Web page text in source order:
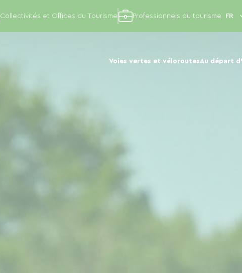
Voies vertes et véloroutesAu départ
Collectivités et Offices du Tourisme Professionnels du tourisme